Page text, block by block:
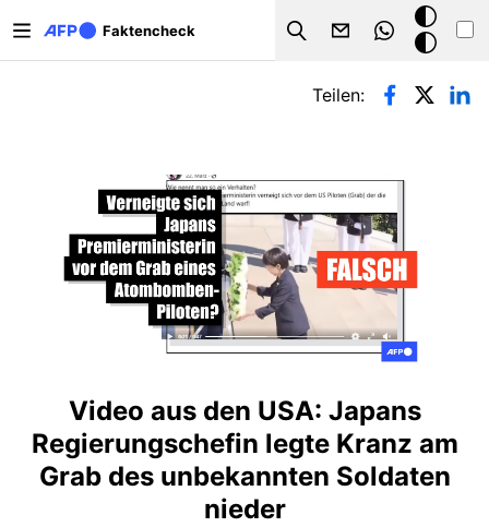
Faktencheck
Search
Dark
Mode
Primäre Reiter
Teilen:
Video aus den USA: Japans
Regierungschefin legte Kranz am
Grab des unbekannten Soldaten
nieder